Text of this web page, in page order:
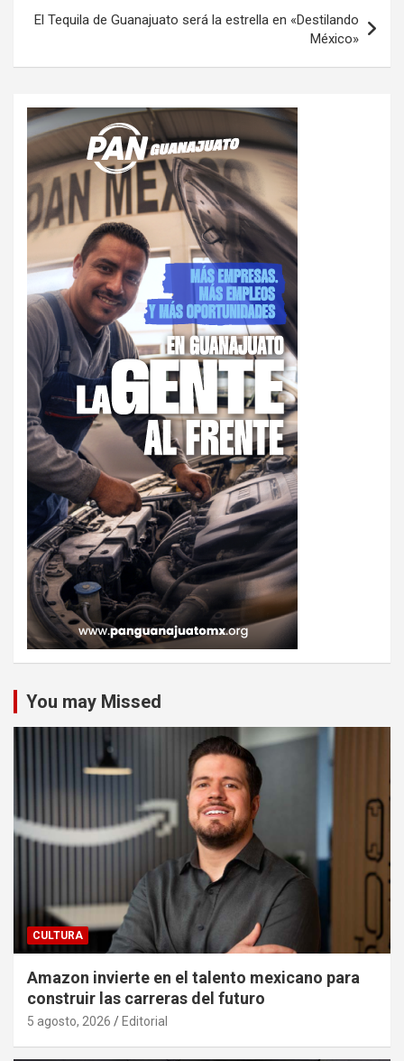
El Tequila de Guanajuato será la estrella en «Destilando
México»
You may Missed
CULTURA
Amazon invierte en el talento mexicano para
construir las carreras del futuro
5 agosto, 2026 Editorial